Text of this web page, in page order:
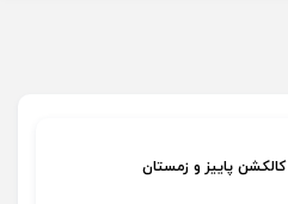
کالکشن پاییز و زمستان